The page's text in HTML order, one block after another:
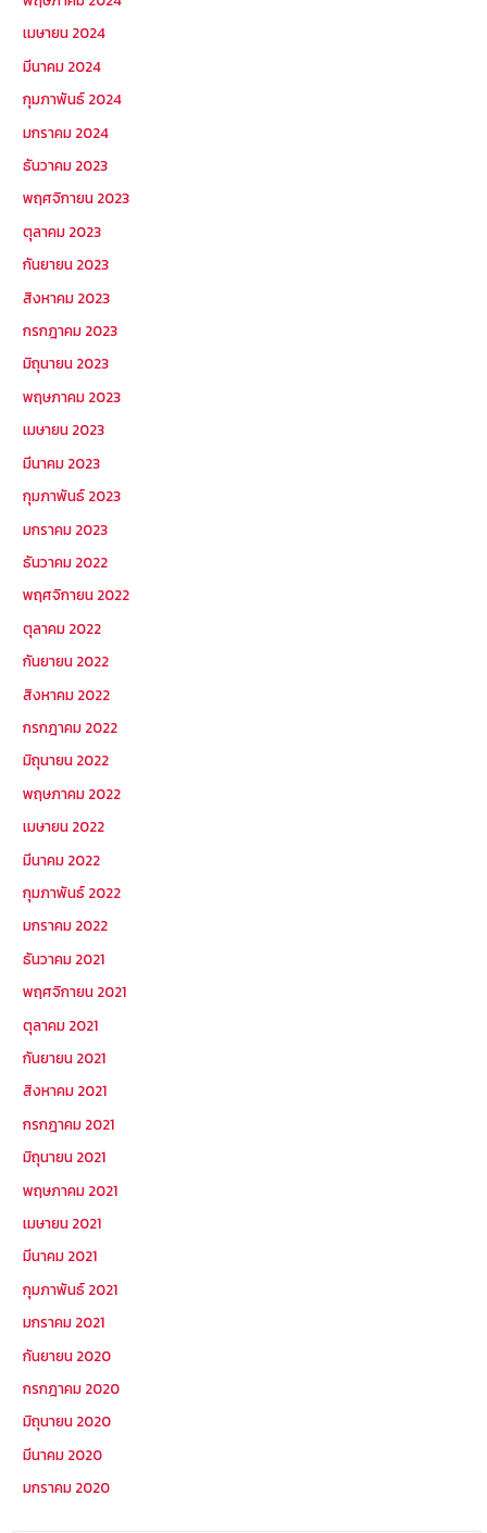
เมษายน 2024
มีนาคม 2024
กุมภาพันธ์ 2024
มกราคม 2024
ธันวาคม 2023
พฤศจิกายน 2023
ตุลาคม 2023
กันยายน 2023
สิงหาคม 2023
กรกฎาคม 2023
มิถุนายน 2023
พฤษภาคม 2023
เมษายน 2023
มีนาคม 2023
กุมภาพันธ์ 2023
มกราคม 2023
ธันวาคม 2022
พฤศจิกายน 2022
ตุลาคม 2022
กันยายน 2022
สิงหาคม 2022
กรกฎาคม 2022
มิถุนายน 2022
พฤษภาคม 2022
เมษายน 2022
มีนาคม 2022
กุมภาพันธ์ 2022
มกราคม 2022
ธันวาคม 2021
พฤศจิกายน 2021
ตุลาคม 2021
กันยายน 2021
สิงหาคม 2021
กรกฎาคม 2021
มิถุนายน 2021
พฤษภาคม 2021
เมษายน 2021
มีนาคม 2021
กุมภาพันธ์ 2021
มกราคม 2021
กันยายน 2020
กรกฎาคม 2020
มิถุนายน 2020
มีนาคม 2020
มกราคม 2020